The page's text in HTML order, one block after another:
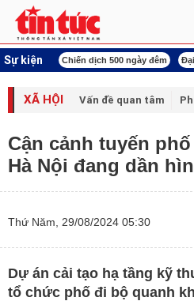
Sự kiện
ngày đêm Đại hội XIV Công đoàn Việt Nam
XÃ HỘI Vấn đề quan tâm
Cận cảnh tuyến
Hà Nội đang dần
Thứ Năm, 29/08/2024 05:30
Dự án cải tạo hạ tầng kỹ
tổ chức phố đi bộ quanh